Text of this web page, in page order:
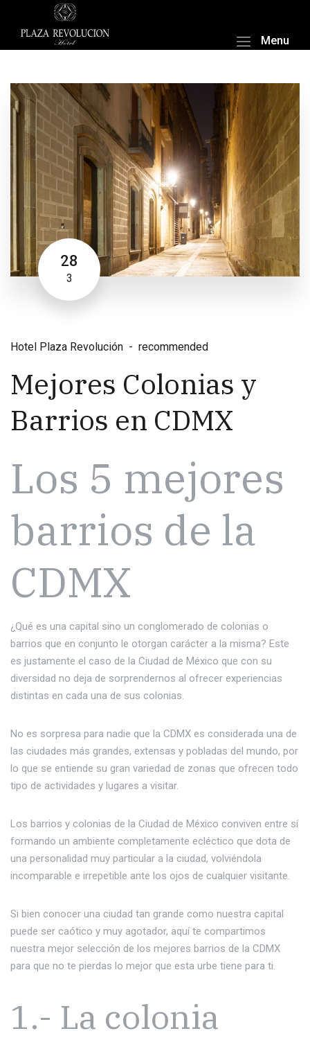
Menu
28
3
Hotel Plaza Revolución recommended
Mejores Colonias y
Barrios en CDMX
Los 5 mejores
barrios de la
CDMX
¿Qué es una capital sino un conglomerado de colonias o
barrios que en conjunto le otorgan carácter a la misma? Este
es justamente el caso de la Ciudad de México que con su
diversidad no deja de sorprendernos al ofrecer experiencias
distintas en cada una de sus colonias.
No es sorpresa para nadie que la CDMX es considerada una de
las ciudades más grandes, extensas y pobladas del mundo, por
lo que se entiende su gran variedad de zonas que ofrecen todo
tipo de actividades y lugares a visitar.
Los barrios y colonias de la Ciudad de México conviven entre sí
formando un ambiente completamente ecléctico que dota de
una personalidad muy particular a la ciudad, volviéndola
incomparable e irrepetible ante los ojos de cualquier visitante.
Si bien conocer una ciudad tan grande como nuestra capital
puede ser caótico y muy agotador, aquí te compartimos
nuestra mejor selección de los mejores barrios de la CDMX
para que no te pierdas lo mejor que esta urbe tiene para ti.
1.- La colonia